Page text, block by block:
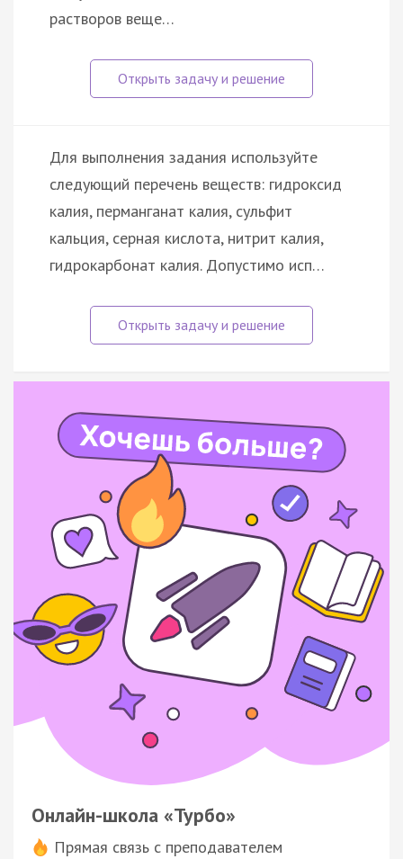
растворов веще…
Для выполнения задания используйте
следующий перечень веществ: гидроксид
калия, перманганат калия, сульфит
кальция, серная кислота, нитрит калия,
гидрокарбонат калия. Допустимо исп…
Онлайн-школа «Турбо»
Прямая связь с преподавателем